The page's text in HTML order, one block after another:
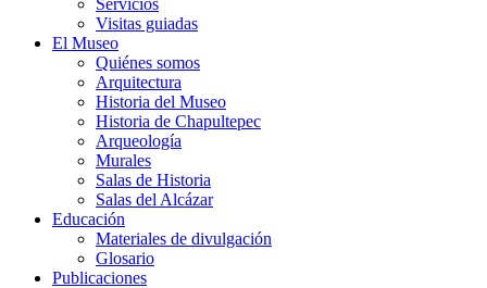
Servicios
Visitas guiadas
El Museo
Quiénes somos
Arquitectura
Historia del Museo
Historia de Chapultepec
Arqueología
Murales
Salas de Historia
Salas del Alcázar
Educación
Materiales de divulgación
Glosario
Publicaciones